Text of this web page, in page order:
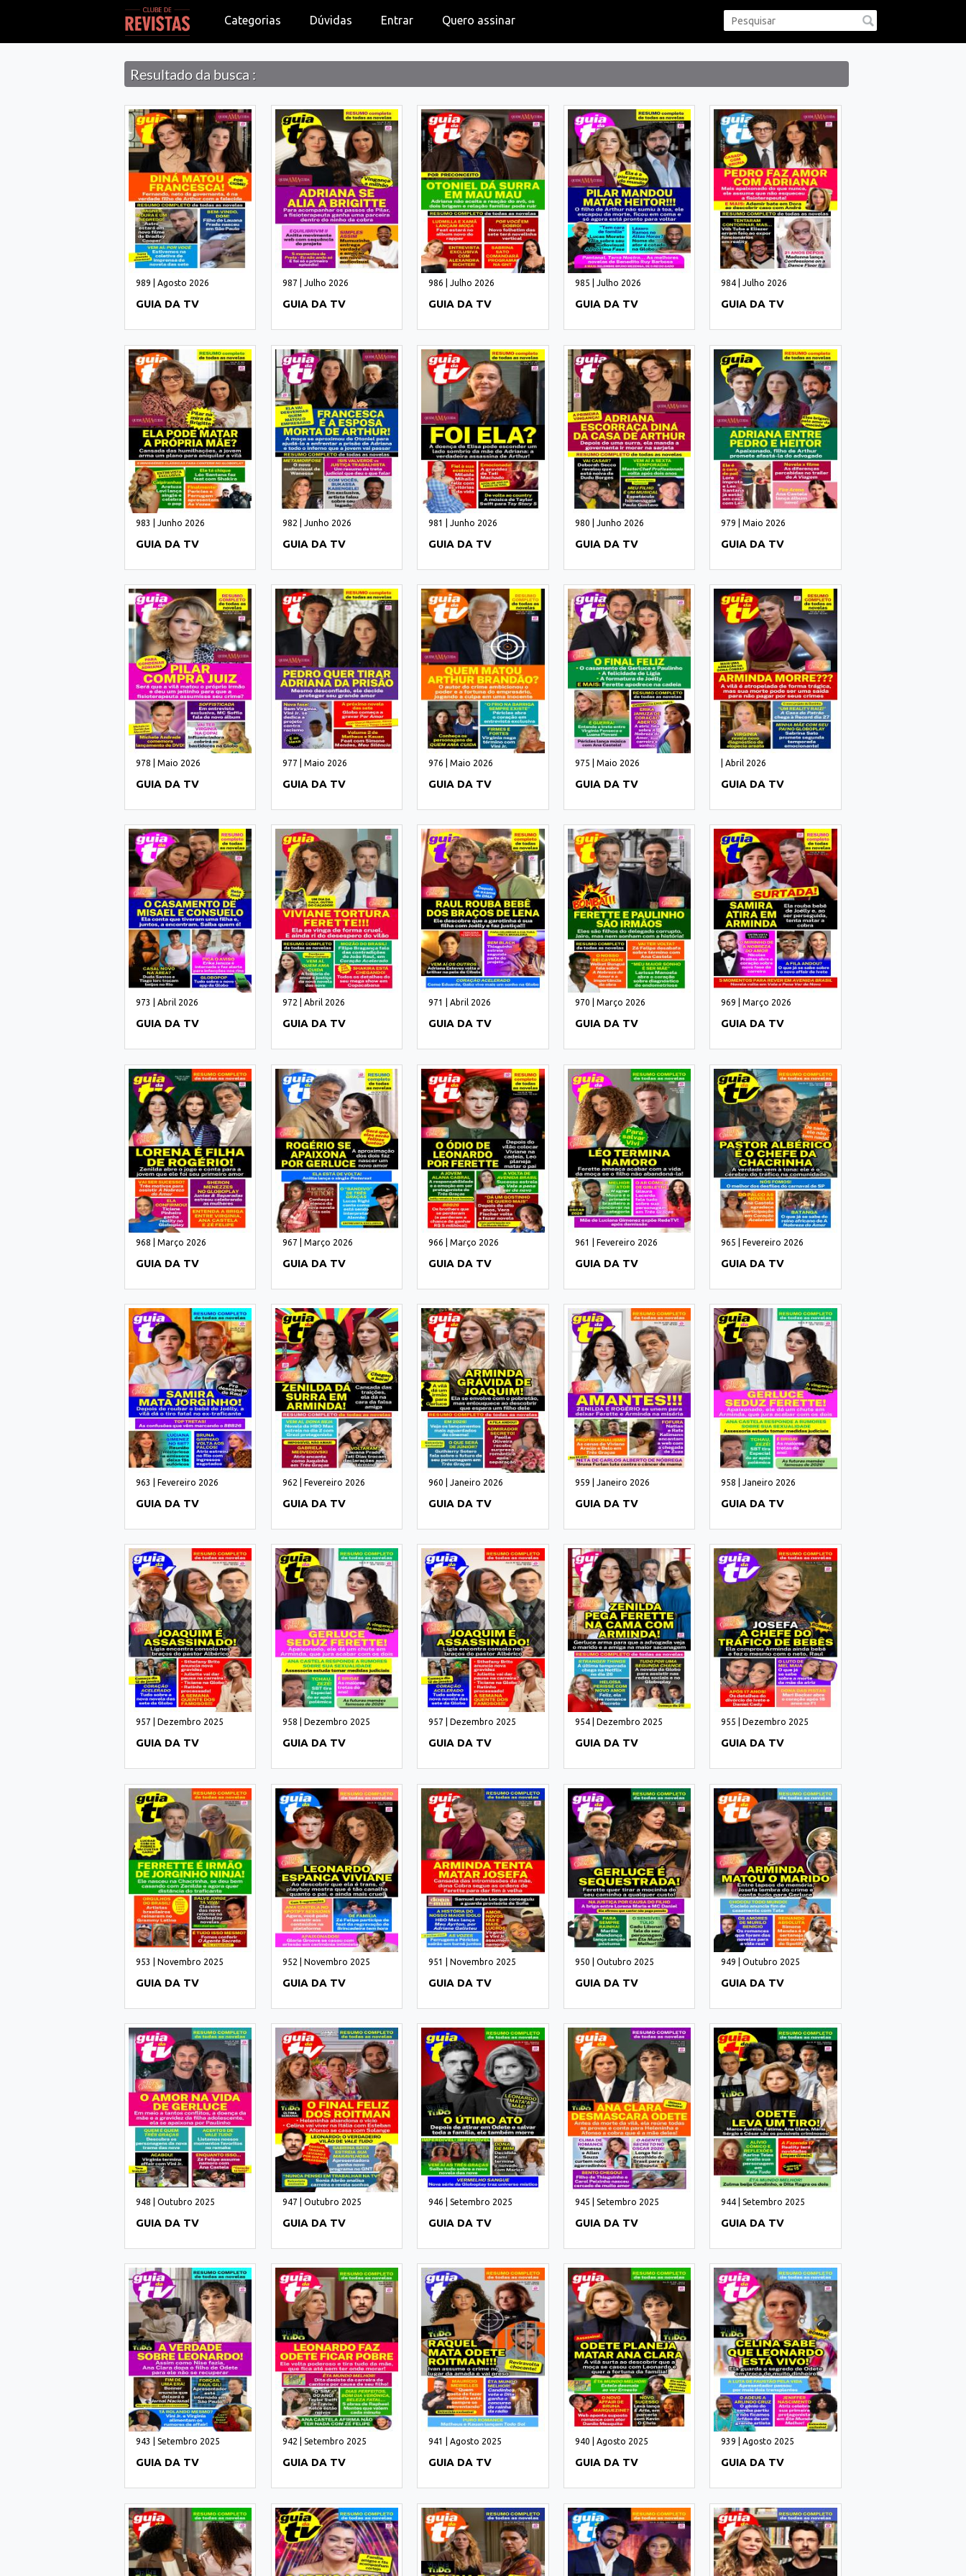
Categorias Dúvidas Entrar Quero assinar
Resultado da busca :
989 | Agosto 2026
GUIA DA TV
987 | Julho 2026
GUIA DA TV
986 | Julho 2026
GUIA DA TV
985 | Julho 2026
GUIA DA TV
984 | Julho 2026
GUIA DA TV
983 | Junho 2026
GUIA DA TV
982 | Junho 2026
GUIA DA TV
981 | Junho 2026
GUIA DA TV
980 | Junho 2026
GUIA DA TV
979 | Maio 2026
GUIA DA TV
978 | Maio 2026
GUIA DA TV
977 | Maio 2026
GUIA DA TV
976 | Maio 2026
GUIA DA TV
975 | Maio 2026
GUIA DA TV
| Abril 2026
GUIA DA TV
973 | Abril 2026
GUIA DA TV
972 | Abril 2026
GUIA DA TV
971 | Abril 2026
GUIA DA TV
970 | Março 2026
GUIA DA TV
969 | Março 2026
GUIA DA TV
968 | Março 2026
GUIA DA TV
967 | Março 2026
GUIA DA TV
966 | Março 2026
GUIA DA TV
961 | Fevereiro 2026
GUIA DA TV
965 | Fevereiro 2026
GUIA DA TV
963 | Fevereiro 2026
GUIA DA TV
962 | Fevereiro 2026
GUIA DA TV
960 | Janeiro 2026
GUIA DA TV
959 | Janeiro 2026
GUIA DA TV
958 | Janeiro 2026
GUIA DA TV
957 | Dezembro 2025
GUIA DA TV
958 | Dezembro 2025
GUIA DA TV
957 | Dezembro 2025
GUIA DA TV
954 | Dezembro 2025
GUIA DA TV
955 | Dezembro 2025
GUIA DA TV
953 | Novembro 2025
GUIA DA TV
952 | Novembro 2025
GUIA DA TV
951 | Novembro 2025
GUIA DA TV
950 | Outubro 2025
GUIA DA TV
949 | Outubro 2025
GUIA DA TV
948 | Outubro 2025
GUIA DA TV
947 | Outubro 2025
GUIA DA TV
946 | Setembro 2025
GUIA DA TV
945 | Setembro 2025
GUIA DA TV
944 | Setembro 2025
GUIA DA TV
943 | Setembro 2025
GUIA DA TV
942 | Setembro 2025
GUIA DA TV
941 | Agosto 2025
GUIA DA TV
940 | Agosto 2025
GUIA DA TV
939 | Agosto 2025
GUIA DA TV